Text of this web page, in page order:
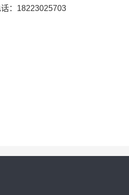
：18223025703